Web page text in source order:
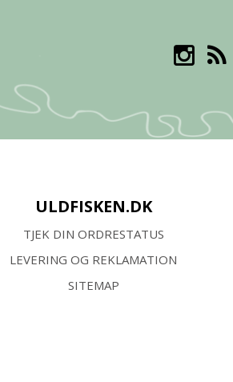
ULDFISKEN.DK
TJEK DIN ORDRESTATUS
LEVERING OG REKLAMATION
SITEMAP